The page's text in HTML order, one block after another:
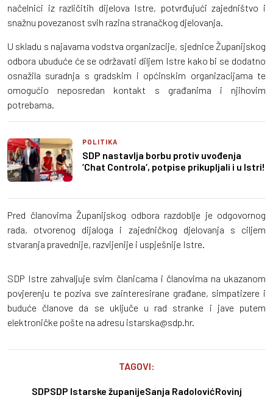
načelnici iz različitih dijelova Istre, potvrđujući zajedništvo i
snažnu povezanost svih razina stranačkog djelovanja.
U skladu s najavama vodstva organizacije, sjednice Županijskog
odbora ubuduće će se održavati diljem Istre kako bi se dodatno
osnažila suradnja s gradskim i općinskim organizacijama te
omogućio neposredan kontakt s građanima i njihovim
potrebama.
POLITIKA
SDP nastavlja borbu protiv uvođenja
‘Chat Controla‘, potpise prikupljali i u Istri!
Pred članovima Županijskog odbora razdoblje je odgovornog
rada, otvorenog dijaloga i zajedničkog djelovanja s ciljem
stvaranja pravednije, razvijenije i uspješnije Istre.
SDP Istre zahvaljuje svim članicama i članovima na ukazanom
povjerenju te poziva sve zainteresirane građane, simpatizere i
buduće članove da se uključe u rad stranke i jave putem
elektroničke pošte na adresu istarska@sdp.hr.
TAGOVI:
SDPSDP Istarske županijeSanja RadolovićRovinj